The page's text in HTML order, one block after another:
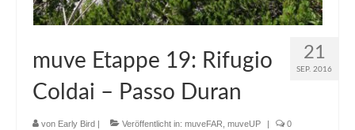
21
SEP. 2016
muve Etappe 19: Rifugio
Coldai – Passo Duran
von Early Bird Veröffentlicht in: muveFAR muveUP 0